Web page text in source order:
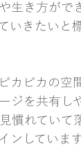
生き方がで
いきたいと
カピカの空
ジを共有し
慣れてい
ンしています